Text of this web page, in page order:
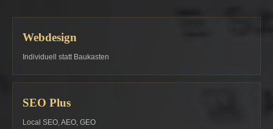
Webdesign
Individuell statt Baukasten
SEO Plus
Local SEO, AEO, GEO